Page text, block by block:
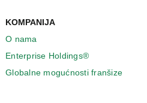
KOMPANIJA
O nama
Enterprise Holdings®
Globalne mogućnosti franšize